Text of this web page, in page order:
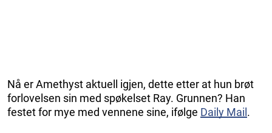
Nå er Amethyst aktuell igjen, dette etter at hun brøt
forlovelsen sin med spøkelset Ray. Grunnen? Han
festet for mye med vennene sine, ifølge Daily Mail.